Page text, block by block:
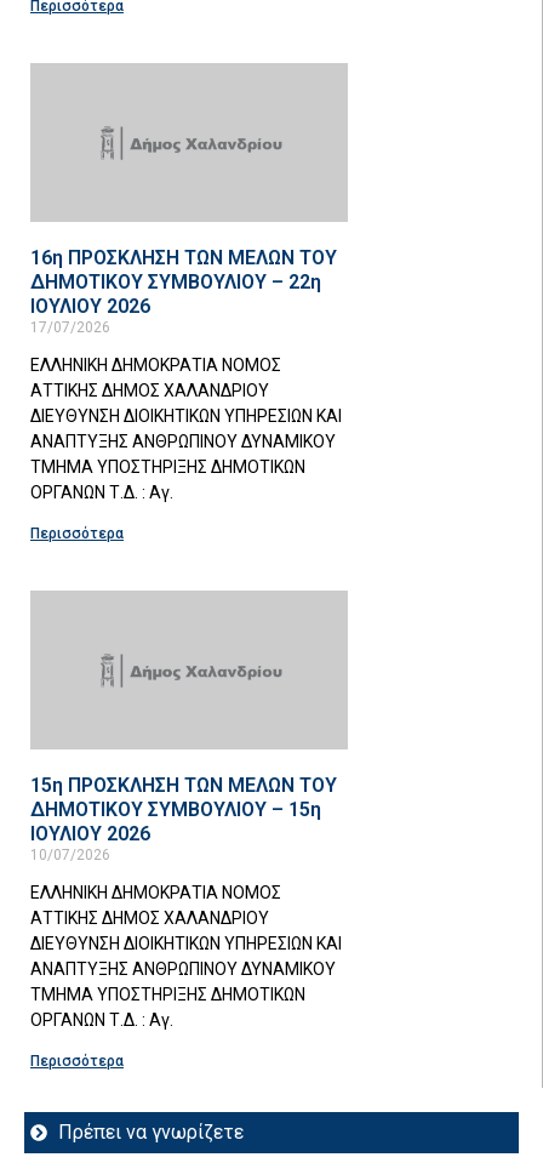
Περισσότερα
16η ΠΡΟΣΚΛΗΣΗ ΤΩΝ ΜΕΛΩΝ ΤΟΥ
ΔΗΜΟΤΙΚΟΥ ΣΥΜΒΟΥΛΙΟΥ – 22η
ΙΟΥΛΙΟΥ 2026
17/07/2026
ΕΛΛΗΝΙΚΗ ΔΗΜΟΚΡΑΤΙΑ ΝΟΜΟΣ
ΑΤΤΙΚΗΣ ΔΗΜΟΣ ΧΑΛΑΝΔΡΙΟΥ
ΔΙΕΥΘΥΝΣΗ ΔΙΟΙΚΗΤΙΚΩΝ ΥΠΗΡΕΣΙΩΝ ΚΑΙ
ΑΝΑΠΤΥΞΗΣ ΑΝΘΡΩΠΙΝΟΥ ΔΥΝΑΜΙΚΟΥ
ΤΜΗΜΑ ΥΠΟΣΤΗΡΙΞΗΣ ΔΗΜΟΤΙΚΩΝ
ΟΡΓΑΝΩΝ Τ.Δ. : Αγ.
Περισσότερα
15η ΠΡΟΣΚΛΗΣΗ ΤΩΝ ΜΕΛΩΝ ΤΟΥ
ΔΗΜΟΤΙΚΟΥ ΣΥΜΒΟΥΛΙΟΥ – 15η
ΙΟΥΛΙΟΥ 2026
10/07/2026
ΕΛΛΗΝΙΚΗ ΔΗΜΟΚΡΑΤΙΑ ΝΟΜΟΣ
ΑΤΤΙΚΗΣ ΔΗΜΟΣ ΧΑΛΑΝΔΡΙΟΥ
ΔΙΕΥΘΥΝΣΗ ΔΙΟΙΚΗΤΙΚΩΝ ΥΠΗΡΕΣΙΩΝ ΚΑΙ
ΑΝΑΠΤΥΞΗΣ ΑΝΘΡΩΠΙΝΟΥ ΔΥΝΑΜΙΚΟΥ
ΤΜΗΜΑ ΥΠΟΣΤΗΡΙΞΗΣ ΔΗΜΟΤΙΚΩΝ
ΟΡΓΑΝΩΝ Τ.Δ. : Αγ.
Περισσότερα
Πρέπει να γνωρίζετε